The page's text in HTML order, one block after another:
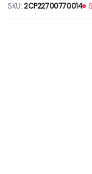
SKU:2CP22700770014